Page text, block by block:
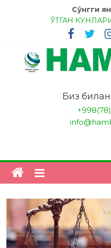
Сўнгги
ЎТГАН
МЕССИ ВА РОНАЛДУ,
ҲУСАНОВГА
МЕҲР
БАНКДА
НАТИЖАГА
Биз билан